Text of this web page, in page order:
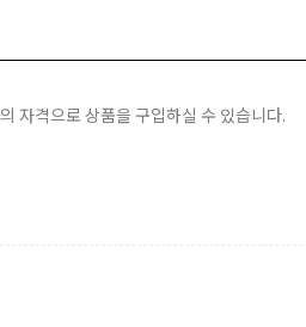
자격으로 상품을 구입하실 수 있습니다.